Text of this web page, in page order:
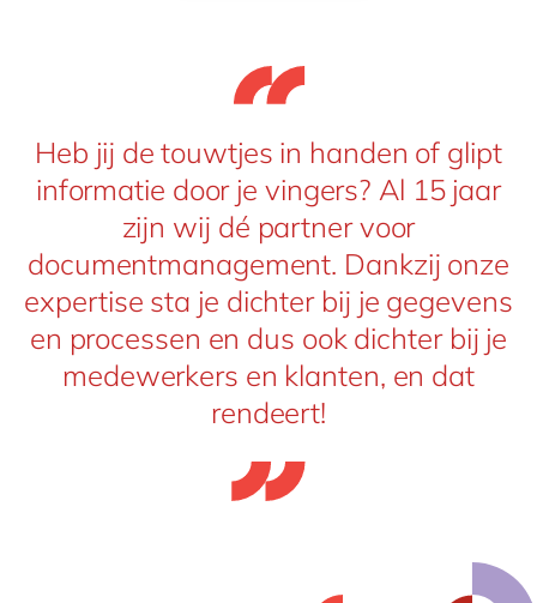
Heb jij de touwtjes in handen of glipt
informatie door je vingers? Al 15 jaar
zijn wij dé partner voor
documentmanagement. Dankzij onze
expertise sta je dichter bij je gegevens
en processen en dus ook dichter bij je
medewerkers en klanten, en dat
rendeert!